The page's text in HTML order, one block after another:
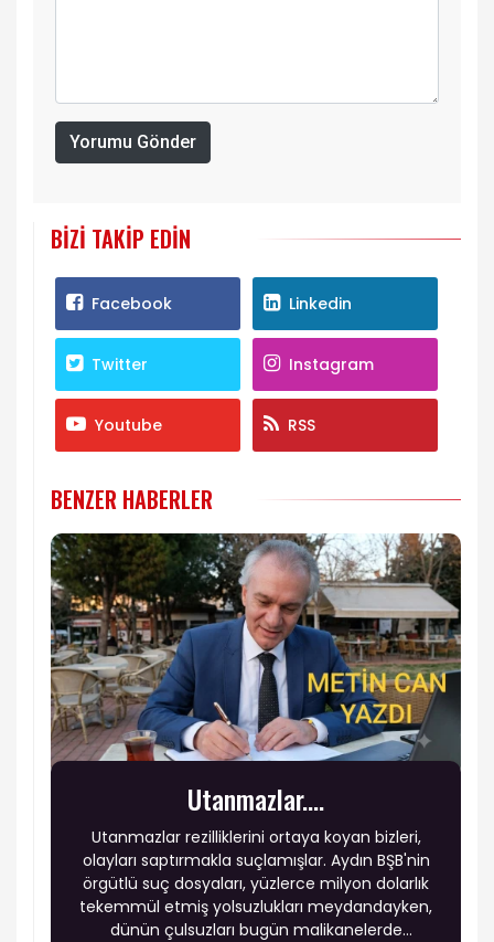
Yorumu Gönder
BIZI TAKIP EDIN
Facebook Linkedin
Twitter Instagram
Youtube RSS
BENZER HABERLER
Utanmazlar....
Utanmazlar rezilliklerini ortaya koyan bizleri,
olayları saptırmakla suçlamışlar. Aydın BŞB'nin
örgütlü suç dosyaları, yüzlerce milyon dolarlık
tekemmül etmiş yolsuzlukları meydandayken,
dünün çulsuzları bugün malikanelerde